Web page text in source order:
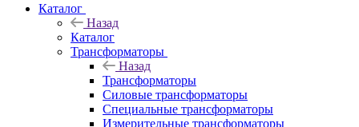
Каталог
Назад
Каталог
Трансформаторы
Назад
Трансформаторы
Силовые трансформаторы
Специальные трансформаторы
Измерительные трансформаторы